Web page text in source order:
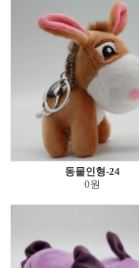
동물인형-24
0원